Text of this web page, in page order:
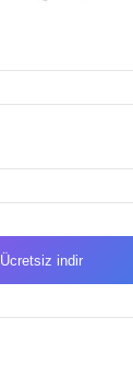
Ücretsiz indir